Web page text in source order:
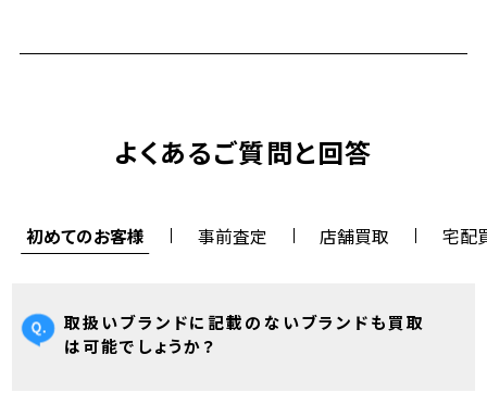
よくあるご質問と回答
初めてのお客様 事前査定 店舗買取 宅配
取扱いブランドに記載のないブランドも買取
は可能でしょうか？